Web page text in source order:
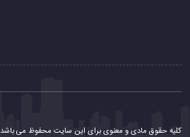
کلیه حقوق مادی و معنوی برای این سایت محفوظ می باشد